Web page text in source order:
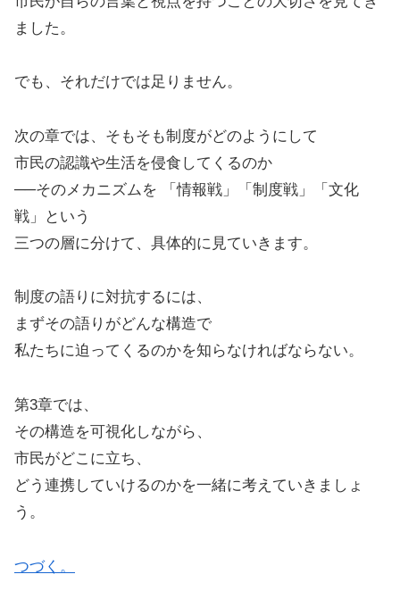
ました。
でも、それだけでは足りません。
次の章では、そもそも制度がどのようにして
市民の認識や生活を侵食してくるのか
──そのメカニズムを 「情報戦」「制度戦」「文化
戦」という
三つの層に分けて、具体的に見ていきます。
制度の語りに対抗するには、
まずその語りがどんな構造で
私たちに迫ってくるのかを知らなければならない。
第3章では、
その構造を可視化しながら、
市民がどこに立ち、
どう連携していけるのかを一緒に考えていきましょ
う。
つづく。